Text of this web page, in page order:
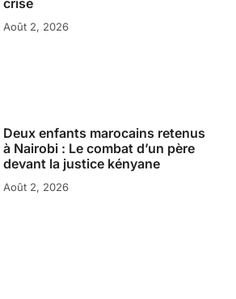
crise
Août 2, 2026
Deux enfants marocains retenus
à Nairobi : Le combat d’un père
devant la justice kényane
Août 2, 2026